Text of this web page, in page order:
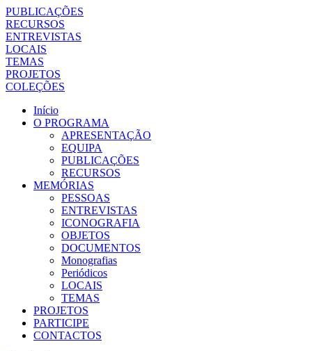
PUBLICAÇÕES
RECURSOS
ENTREVISTAS
LOCAIS
TEMAS
PROJETOS
COLEÇÕES
Início
O PROGRAMA
APRESENTAÇÃO
EQUIPA
PUBLICAÇÕES
RECURSOS
MEMÓRIAS
PESSOAS
ENTREVISTAS
ICONOGRAFIA
OBJETOS
DOCUMENTOS
Monografias
Periódicos
LOCAIS
TEMAS
PROJETOS
PARTICIPE
CONTACTOS